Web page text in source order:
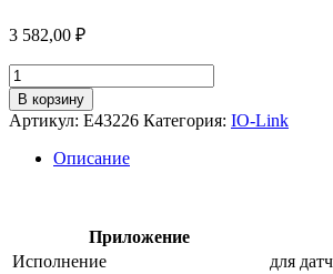
3 582,00 ₽
Количество
товара
Зонд
для
датчиков
уровня
В корзину
Артикул: E43226 Категория: IO-Link
Описание
Приложение
Исполнение
для